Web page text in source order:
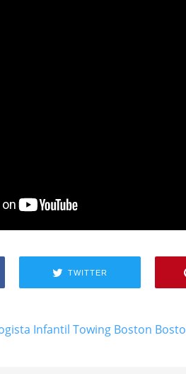
TWITTER
Infantil Towing Boston